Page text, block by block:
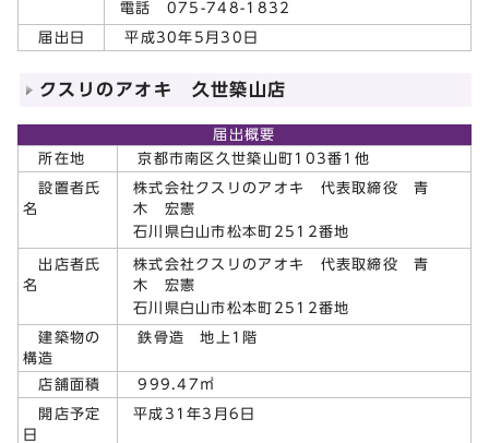
電話 075-748-1832
届出日 平成30年5月30日
クスリのアオキ 久世築山店
届出概要
所在地
京都市南区久世築山町103番1他
設置者氏
名
株式会社クスリのアオキ 代表取締役 青
木 宏憲
石川県白山市松本町2512番地
出店者氏
名
株式会社クスリのアオキ 代表取締役 青
木 宏憲
石川県白山市松本町2512番地
建築物の
構造
鉄骨造 地上1階
店舗面積 999.47㎡
開店予定
日
平成31年3月6日